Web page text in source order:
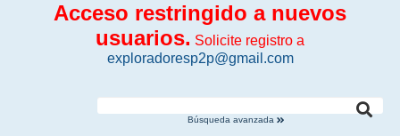
Acceso restringido a nuevos
usuarios. Solicite registro a
exploradoresp2p@gmail.com
Búsqueda avanzada